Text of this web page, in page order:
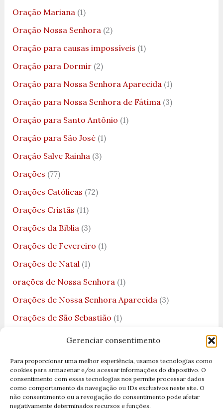
Gerenciar consentimento
Para proporcionar uma melhor experiência, usamos tecnologias como
cookies para armazenar e/ou acessar informações do dispositivo. O
consentimento com essas tecnologias nos permite processar dados
como comportamento da navegação ou IDs exclusivos neste site. O
não consentimento ou a revogação do consentimento pode afetar
negativamente determinados recursos e funções.
Oração Mariana(1)
Oração Nossa Senhora(2)
Oração para causas impossíveis (1)
Oração para Dormir(2)
Oração para Nossa Senhora Aparecida(1)
Oração para Nossa Senhora de Fátima(3)
Oração para Santo Antônio (1)
Oração para São José(1)
Oração Salve Rainha(3)
Orações (77)
Orações Católicas (72)
Orações Cristãs (11)
Orações da Bíblia(3)
Orações de Fevereiro (1)
Orações de Natal(1)
orações de Nossa Senhora(1)
Orações de Nossa Senhora Aparecida(3)
Orações de São Sebastião (1)
Orações dos Santos
(6)
Orações Marianas(7)
Orações Sagrado Coração de Jesus(2)